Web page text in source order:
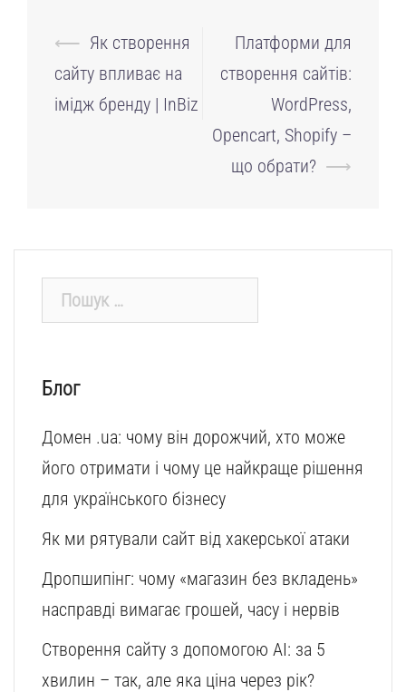
Навігація
по
запису
⟵ Як створення
сайту впливає на
імідж бренду | InBiz
Платформи для
створення сайтів:
WordPress,
Opencart, Shopify –
що обрати? ⟶
Пошук:
Блог
Домен .ua: чому він дорожчий, хто може
його отримати і чому це найкраще рішення
для українського бізнесу
Як ми рятували сайт від хакерської атаки
Дропшипінг: чому «магазин без вкладень»
насправді вимагає грошей, часу і нервів
Створення сайту з допомогою AI: за 5
хвилин – так, але яка ціна через рік?